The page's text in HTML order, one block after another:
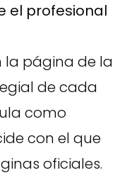
el profesional
la página de la
de cada
como
con el que
oficiales.